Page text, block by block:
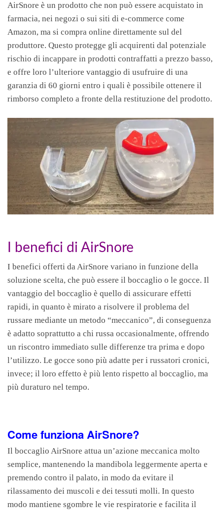
AirSnore è un prodotto che non può essere acquistato in
farmacia, nei negozi o sui siti di e-commerce come
Amazon, ma si compra online direttamente sul del
produttore. Questo protegge gli acquirenti dal potenziale
rischio di incappare in prodotti contraffatti a prezzo basso,
e offre loro l’ulteriore vantaggio di usufruire di una
garanzia di 60 giorni entro i quali è possibile ottenere il
rimborso completo a fronte della restituzione del prodotto.
I benefici di AirSnore
I benefici offerti da AirSnore variano in funzione della
soluzione scelta, che può essere il boccaglio o le gocce. Il
vantaggio del boccaglio è quello di assicurare effetti
rapidi, in quanto è mirato a risolvere il problema del
russare mediante un metodo “meccanico”, di conseguenza
è adatto soprattutto a chi russa occasionalmente, offrendo
un riscontro immediato sulle differenze tra prima e dopo
l’utilizzo. Le gocce sono più adatte per i russatori cronici,
invece; il loro effetto è più lento rispetto al boccaglio, ma
più duraturo nel tempo.
Come funziona AirSnore?
Il boccaglio AirSnore attua un’azione meccanica molto
semplice, mantenendo la mandibola leggermente aperta e
premendo contro il palato, in modo da evitare il
rilassamento dei muscoli e dei tessuti molli. In questo
modo mantiene sgombre le vie respiratorie e facilita il